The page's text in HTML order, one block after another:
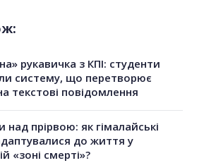
рукавичка з КПІ: студенти
систему, що перетворює
текстові повідомлення
над прірвою: як гімалайські
до життя у
«зоні смерті»?